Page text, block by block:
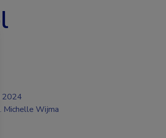
2024
Michelle Wijma